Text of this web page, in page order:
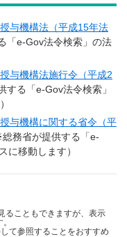
与機構法（平成15年法
「e-Gov法令検索」の法
与機構法施行令（平成2
する「e-Gov法令検索」
与機構に関する省令（平
総務省が提供する「e-
に移動します）
ることもできますが、表示
て参照することをおすすめ